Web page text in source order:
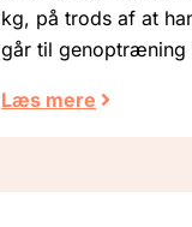
kg, på trods af at
går til genoptræning
Læs mere